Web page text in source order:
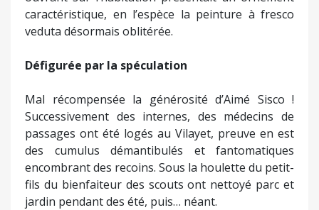
caractéristique, en l’espèce la peinture à fresco
veduta désormais oblitérée.
Défigurée par la spéculation
Mal récompensée la générosité d’Aimé Sisco !
Successivement des internes, des médecins de
passages ont été logés au Vilayet, preuve en est
des cumulus démantibulés et fantomatiques
encombrant des recoins. Sous la houlette du petit-
fils du bienfaiteur des scouts ont nettoyé parc et
jardin pendant des été, puis… néant.